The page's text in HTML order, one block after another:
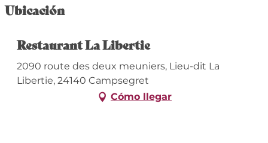
Ubicación
Restaurant La Libertie
2090 route des deux meuniers, Lieu-dit La
Libertie, 24140 Campsegret
Cómo llegar